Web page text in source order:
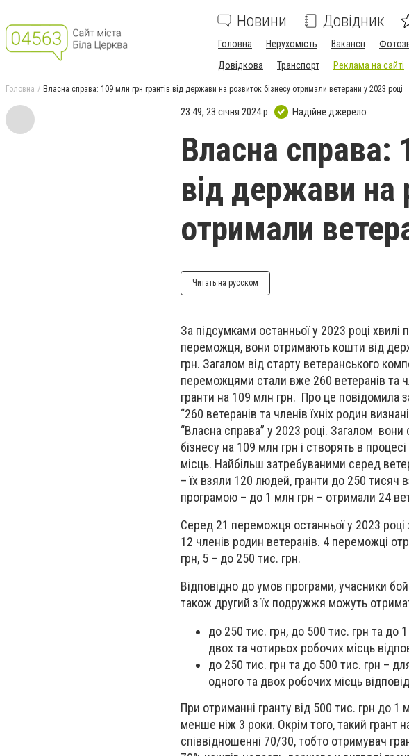
Новини Довідник
Головна Нерухомість Вакансії
Довідкова
Транспорт Реклама на сайті
Головна Власна справа: 109 млн грн грантів від держави на розвиток бізнесу отримали ветерани у 2023 році
23:49, 23 січня 2024 р. Надійне джерело
Власна справа:
від держави на
отримали
Читать на русском
За підсумками останньої у 2023 році хвилі
переможця, вони отримають кошти від
грн. Загалом від старту ветеранського
переможцями стали вже 260 ветеранів та
гранти на 109 млн грн. Про це повідомила
“260 ветеранів та членів їхніх родин
“Власна справа” у 2023 році. Загалом
бізнесу на 109 млн грн і створять в процесі
місць. Найбільш затребуваними серед
– їх взяли 120 людей, гранти до 250 тисяч
програмою – до 1 млн грн – отримали 24
Серед 21 переможця останньої у 2023 році
12 членів родин ветеранів. 4 переможці
грн, 5 – до 250 тис. грн.
Відповідно до умов програми, учасники
також другий з їх подружжя можуть
до 250 тис. грн, до 500 тис. грн та до
двох та чотирьох робочих місць
до 250 тис. грн та до 500 тис. грн –
одного та двох робочих місць
При отриманні гранту від 500 тис. грн до
менше ніж 3 роки. Окрім того, такий грант
співвідношенні 70/30, тобто отримувач